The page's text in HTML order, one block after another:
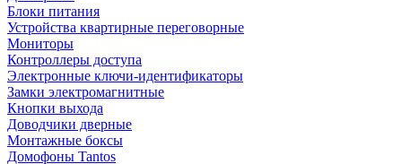
Блоки питания
Устройства квартирные переговорные
Мониторы
Контроллеры доступа
Электронные ключи-идентификаторы
Замки электромагнитные
Кнопки выхода
Доводчики дверные
Монтажные боксы
Домофоны Tantos